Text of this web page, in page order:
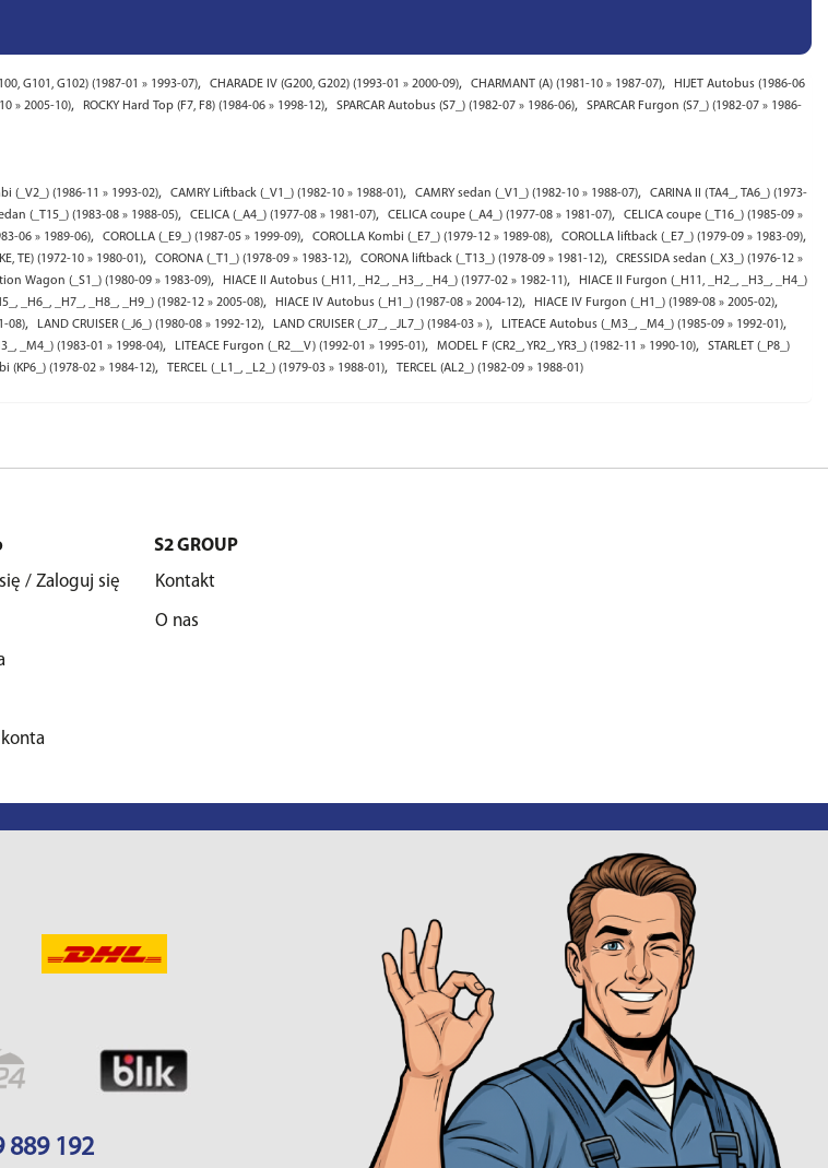
G101, G102) (1987-01 » 1993-07), CHARADE IV (G200, G202) (1993-01 » 2000-09), CHARMANT (A) (1981-10 » 1987-07),
HIJET Autobus (1986-06
» 2005-10), ROCKY Hard Top (F7, F8) (1984-06 » 1998-12), SPARCAR Autobus (S7_) (1982-07 » 1986-06),
SPARCAR Furgon (S7_) (1982-07 » 1986-
(_V2_) (1986-11 » 1993-02), CAMRY Liftback (_V1_) (1982-10 » 1988-01), CAMRY sedan (_V1_) (1982-10 » 1988-07),
CARINA II (TA4_, TA6_) (1973-
(_T15_) (1983-08 » 1988-05), CELICA (_A4_) (1977-08 » 1981-07), CELICA coupe (_A4_) (1977-08 » 1981-07),
CELICA coupe (_T16_) (1985-09 »
06 » 1989-06), COROLLA (_E9_) (1987-05 » 1999-09), COROLLA Kombi (_E7_) (1979-12 » 1989-08), COROLLA liftback (_E7_) (1979-09 » 1983-09),
TE) (1972-10 » 1980-01), CORONA (_T1_) (1978-09 » 1983-12), CORONA liftback (_T13_) (1978-09 » 1981-12),
CRESSIDA sedan (_X3_) (1976-12 »
Wagon (_S1_) (1980-09 » 1983-09), HIACE II Autobus (_H11, _H2_, _H3_, _H4_) (1977-02 » 1982-11),
HIACE II Furgon (_H11, _H2_, _H3_, _H4_)
_H6_, _H7_, _H8_, _H9_) (1982-12 » 2005-08), HIACE IV Autobus (_H1_) (1987-08 » 2004-12), HIACE IV Furgon (_H1_) (1989-08 » 2005-02),
08), LAND CRUISER (_J6_) (1980-08 » 1992-12), LAND CRUISER (_J7_, _JL7_) (1984-03 » ), LITEACE Autobus (_M3_, _M4_) (1985-09 » 1992-01),
_M4_) (1983-01 » 1998-04), LITEACE Furgon (_R2__V) (1992-01 » 1995-01), MODEL F (CR2_, YR2_, YR3_) (1982-11 » 1990-10),
STARLET (_P8_)
(KP6_) (1978-02 » 1984-12), TERCEL (_L1_, _L2_) (1979-03 » 1988-01), TERCEL (AL2_) (1982-09 » 1988-01)
/ Zaloguj się
S2 GROUP
Kontakt
O nas
889 192